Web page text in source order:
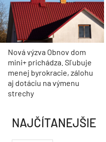
Nová výzva Obnov dom
mini+ prichádza. Sľubuje
menej byrokracie, zálohu
aj dotáciu na výmenu
strechy
NAJČÍTANEJŠIE